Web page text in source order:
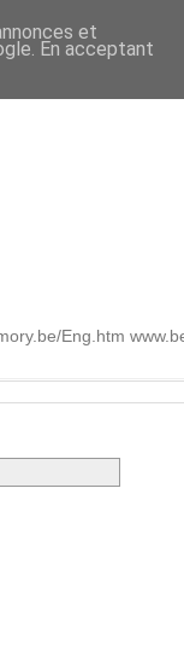
Eng.htm
et
En acceptant